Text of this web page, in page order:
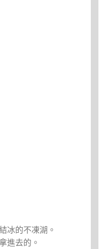
冰的不凍湖。
進去的。